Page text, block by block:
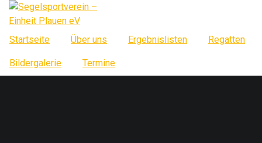
Springe
zum
InhaltStartseite Über uns Ergebnislisten Regatten
Bildergalerie Termine